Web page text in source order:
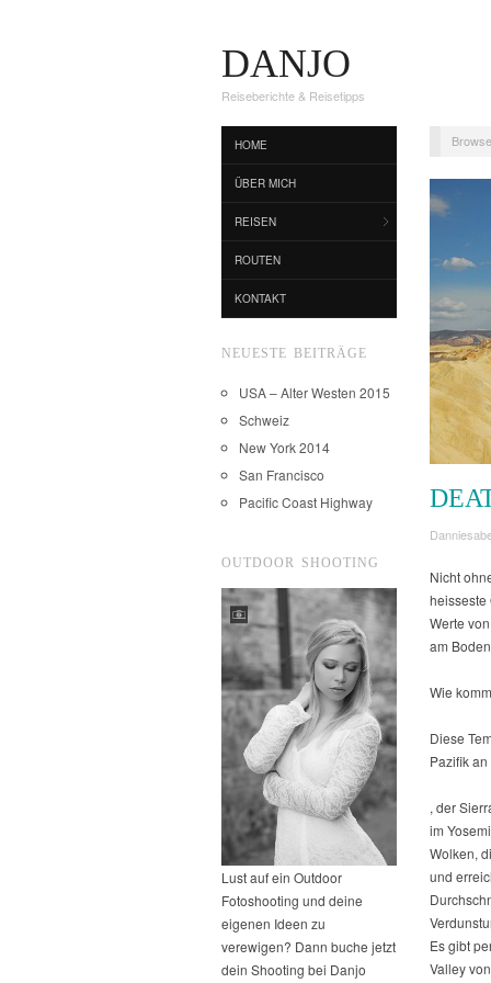
DANJO
Reiseberichte & Reisetipps
HOME
ÜBER MICH
REISEN
ROUTEN
KONTAKT
NEUESTE BEITRÄGE
USA – Alter Westen 2015
Schweiz
New York 2014
San Francisco
Pacific Coast Highway
OUTDOOR SHOOTING
Lust auf ein Outdoor
Fotoshooting und deine
eigenen Ideen zu
verewigen? Dann buche jetzt
dein Shooting bei Danjo
Nicht
heisseste
Werte
am
Wie
Diese
Pazifik
, der
im
Wolken,
und
Es gibt
Valley